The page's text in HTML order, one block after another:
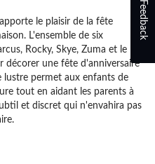
le plaisir de la fête
L'ensemble de six
Rocky, Skye, Zuma et le
décorer une fête d'anniversaire
lustre permet aux enfants de
tout en aidant les parents à
et discret qui n'envahira pas
Feedback